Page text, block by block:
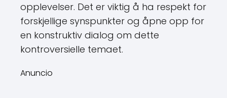
opplevelser. Det er viktig å ha respekt for
forskjellige synspunkter og åpne opp for
en konstruktiv dialog om dette
kontroversielle temaet.
Anuncio